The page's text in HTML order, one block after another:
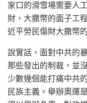
家口的滑雪場需要人
財，大撒幣的面子工
近平勞民傷財大撒幣
說實話，面對中共的
那些發出的制裁，並
少數幾個能打痛中共
民族主義。舉辦奧運